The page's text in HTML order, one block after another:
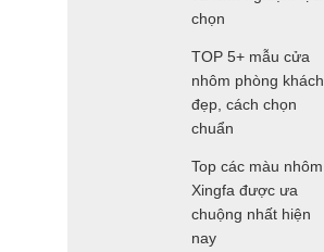
chọn
TOP 5+ mẫu cửa
nhôm phòng khách
đẹp, cách chọn
chuẩn
Top các màu nhôm
Xingfa được ưa
chuộng nhất hiện
nay